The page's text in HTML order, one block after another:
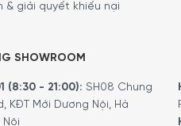
& giải quyết khiếu nại
SHOWROOM
(8:30 - 21:00): SH08 Chung
KĐT Mới Dương Nội, Hà